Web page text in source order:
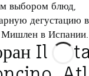
выбором блюд,
дегустацию в
Мишлен в Испании.
Il